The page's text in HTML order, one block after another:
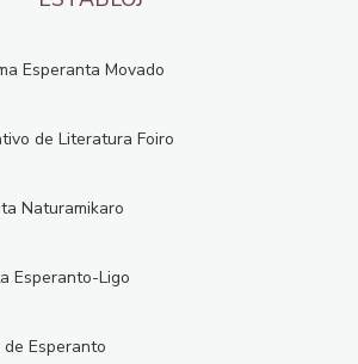
Esperanta Movado
de Literatura Foiro
Naturamikaro
Esperanto-Ligo
Esperanto